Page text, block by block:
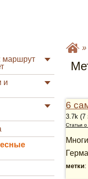
маршрут
и
»
6
3.7k (7
Статьи
метки: